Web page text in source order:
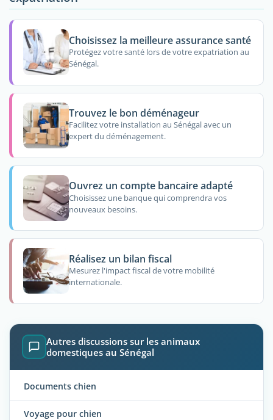
Choisissez la meilleure assurance santé
Protégez votre santé lors de votre expatriation au
Sénégal.
Trouvez le bon déménageur
Facilitez votre installation au Sénégal avec un
expert du déménagement.
Ouvrez un compte bancaire adapté
Choisissez une banque qui comprendra vos
nouveaux besoins.
Réalisez un bilan fiscal
Mesurez l'impact fiscal de votre mobilité
internationale.
Autres discussions sur les animaux
domestiques au Sénégal
Documents chien
Voyage pour chien